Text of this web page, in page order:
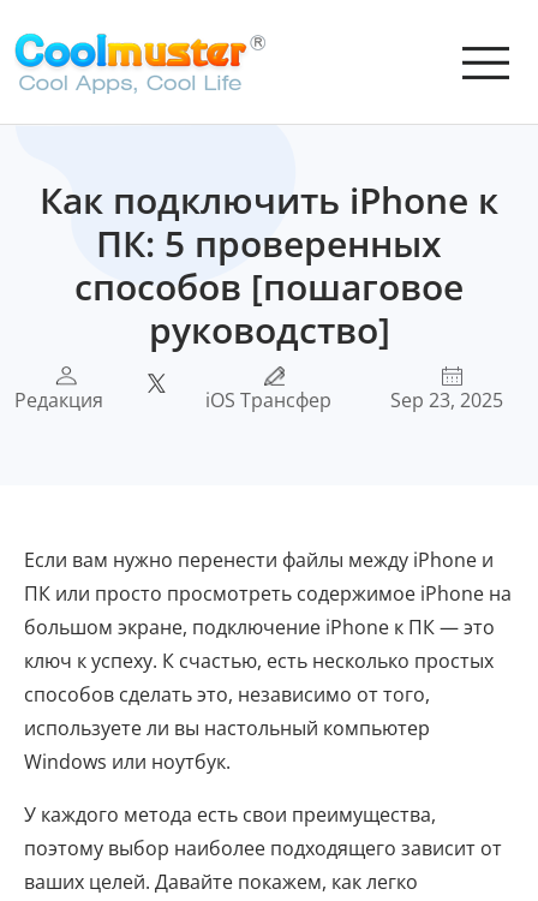
Как подключить iPhone к
ПК: 5 проверенных
способов [пошаговое
руководство]
Редакция iOS Трансфер Sep 23, 2025
Если вам нужно перенести файлы между iPhone и
ПК или просто просмотреть содержимое iPhone на
большом экране, подключение iPhone к ПК — это
ключ к успеху. К счастью, есть несколько простых
способов сделать это, независимо от того,
используете ли вы настольный компьютер
Windows или ноутбук.
У каждого метода есть свои преимущества,
поэтому выбор наиболее подходящего зависит от
ваших целей. Давайте покажем, как легко